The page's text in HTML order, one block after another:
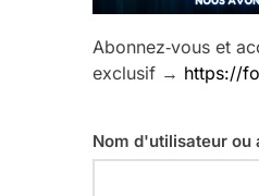
Abonnez‑vous et
exclusif → https://
Nom d'utilisateur ou